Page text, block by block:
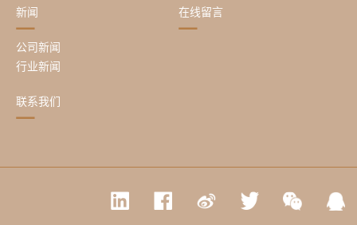
新闻
公司新闻
行业新闻
在线留言
联系我们